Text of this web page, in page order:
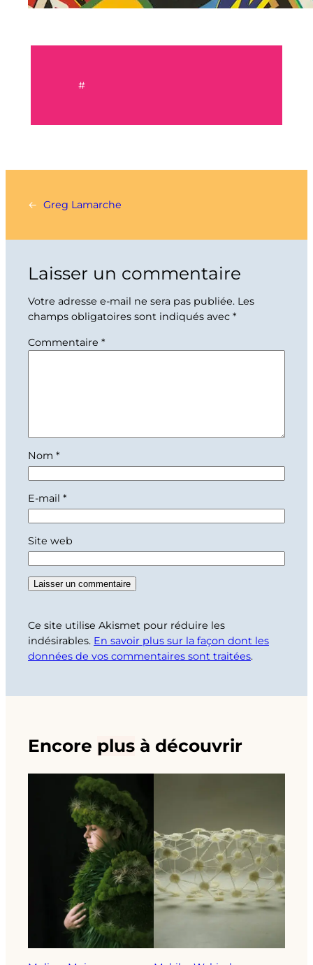
#
← Greg Lamarche
Laisser un commentaire
Votre adresse e-mail ne sera pas publiée. Les
champs obligatoires sont indiqués avec *
Commentaire *
Nom *
E-mail *
Site web
Ce site utilise Akismet pour réduire les
indésirables. En savoir plus sur la façon dont les
données de vos commentaires sont traitées.
Encore plus à découvrir